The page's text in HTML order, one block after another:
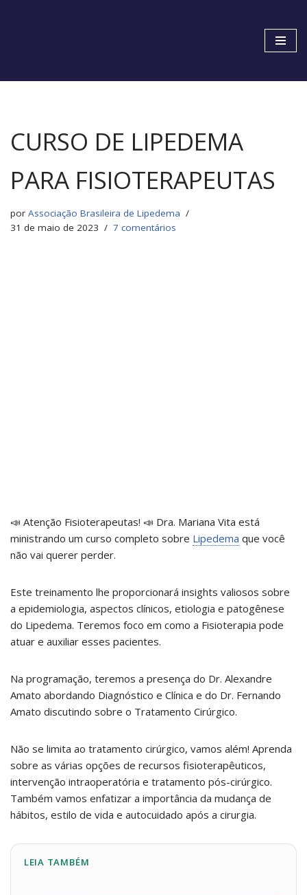
CURSO DE LIPEDEMA
PARA FISIOTERAPEUTAS
por Associação Brasileira de Lipedema
31 de maio de 2023
7 comentários
📣 Atenção Fisioterapeutas! 📣 Dra. Mariana Vita está
ministrando um curso completo sobre Lipedema que você
não vai querer perder.
Este treinamento lhe proporcionará insights valiosos sobre
a epidemiologia, aspectos clínicos, etiologia e patogênese
do Lipedema. Teremos foco em como a Fisioterapia pode
atuar e auxiliar esses pacientes.
Na programação, teremos a presença do Dr. Alexandre
Amato abordando Diagnóstico e Clínica e do Dr. Fernando
Amato discutindo sobre o Tratamento Cirúrgico.
Não se limita ao tratamento cirúrgico, vamos além! Aprenda
sobre as várias opções de recursos fisioterapêuticos,
intervenção intraoperatória e tratamento pós-cirúrgico.
Também vamos enfatizar a importância da mudança de
hábitos, estilo de vida e autocuidado após a cirurgia.
LEIA TAMBÉM